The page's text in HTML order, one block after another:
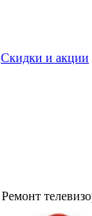
Скидки и акции
Ремонт